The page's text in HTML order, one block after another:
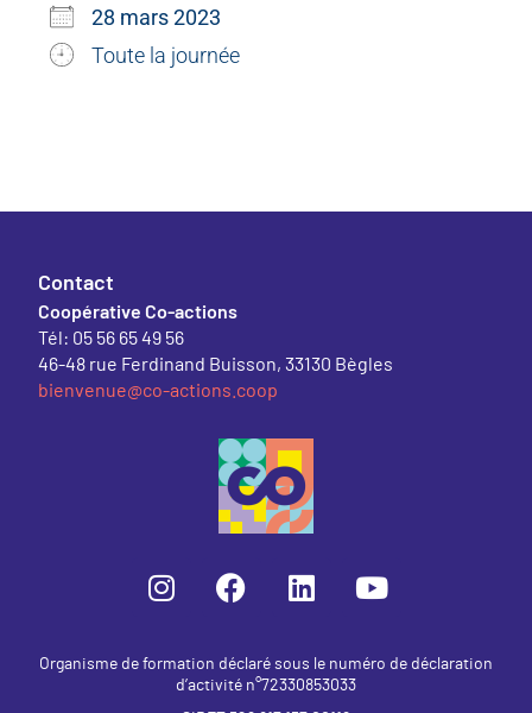
28 mars 2023
Toute la journée
Contact
Coopérative Co-actions
Tél: 05 56 65 49 56
46-48 rue Ferdinand Buisson, 33130 Bègles
bienvenue@co-actions.coop
Organisme de formation déclaré sous le numéro de déclaration
d’activité n°72330853033